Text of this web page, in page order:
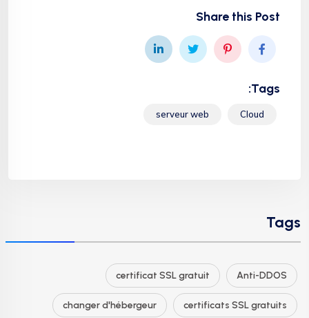
Share this Post
Tags:
Cloud
serveur web
Tags
Anti-DDOS
certificat SSL gratuit
certificats SSL gratuits
changer d'hébergeur